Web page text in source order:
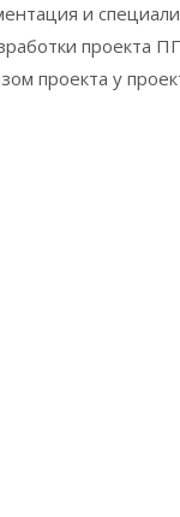
и
проекта
проекта у